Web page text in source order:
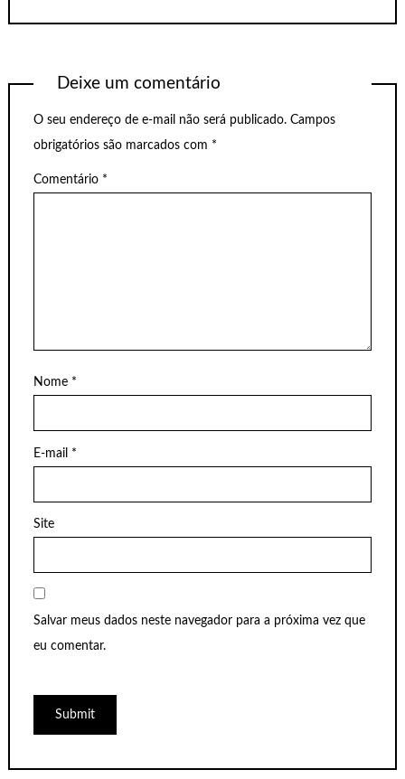
Deixe um comentário
O seu endereço de e-mail não será publicado. Campos
obrigatórios são marcados com *
Comentário *
Nome *
E-mail *
Site
Salvar meus dados neste navegador para a próxima vez que
eu comentar.